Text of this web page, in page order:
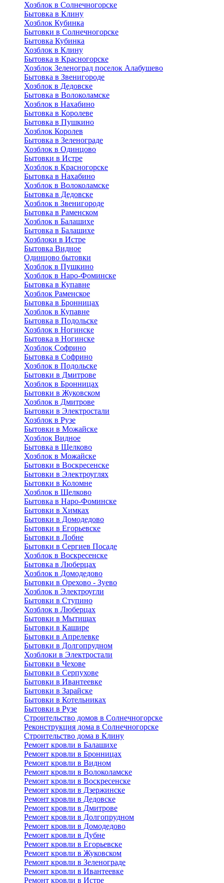
Хозблок в Солнечногорске
Бытовка в Клину
Хозблок Кубинка
Бытовки в Солнечногорске
Бытовка Кубинка
Хозблок в Клину
Бытовка в Красногорске
Хозблок Зеленоград поселок Алабушево
Бытовка в Звенигороде
Хозблок в Дедовске
Бытовка в Волоколамске
Хозблок в Нахабино
Бытовка в Королеве
Бытовкa в Пушкино
Хозблок Королев
Бытовка в Зеленограде
Хозблок в Одинцово
Бытовки в Истре
Хозблок в Красногорске
Бытовка в Нахабино
Хозблок в Волоколамске
Бытовкa в Дедовске
Хозблок в Звенигороде
Бытовка в Раменском
Хозблок в Балашихе
Бытовкa в Балашихе
Хозблоки в Истре
Бытовка Видное
Одинцово бытовки
Хозблок в Пушкино
Хозблок в Наро-Фоминске
Бытовка в Купавне
Хозблок Раменское
Бытовка в Бронницах
Хозблок в Купавне
Бытовка в Подольске
Хозблок в Ногинске
Бытовка в Ногинске
Хозблок Софрино
Бытовка в Софрино
Хозблок в Подольске
Бытовки в Дмитрове
Хозблок в Бронницах
Бытовки в Жуковском
Хозблок в Дмитрове
Бытовки в Электростали
Хозблок в Рузе
Бытовки в Можайске
Хозблок Видное
Бытовкa в Щелково
Хозблок в Можайске
Бытовки в Воскресенске
Бытовки в Электроуглях
Бытовки в Коломне
Хозблок в Щелково
Бытовка в Наро-Фоминске
Бытовки в Химках
Бытовки в Домодедово
Бытовки в Егорьевске
Бытовки в Лобне
Бытовки в Сергиев Посаде
Хозблок в Воскресенске
Бытовка в Люберцах
Хозблок в Домодедово
Бытовки в Орехово - Зуево
Хозблок в Электроугли
Бытовки в Ступино
Хозблок в Люберцах
Бытовки в Мытищах
Бытовки в Кашире
Бытовки в Апрелевке
Бытовки в Долгопрудном
Хозблоки в Электростали
Бытовки в Чехове
Бытовки в Серпухове
Бытовки в Ивантеевке
Бытовки в Зарайске
Бытовки в Котельниках
Бытовки в Рузе
Строительство домов в Солнечногорске
Реконструкция дома в Солнечногорске
Строительство дома в Клину
Ремонт кровли в Балашихе
Ремонт кровли в Бронницах
Ремонт кровли в Видном
Ремонт кровли в Волоколамске
Ремонт кровли в Воскресенске
Ремонт кровли в Дзержинске
Ремонт кровли в Дедовске
Ремонт кровли в Дмитрове
Ремонт кровли в Долгопрудном
Ремонт кровли в Домодедово
Ремонт кровли в Дубне
Ремонт кровли в Егорьевске
Ремонт кровли в Жуковском
Ремонт кровли в Зеленограде
Ремонт кровли в Ивантеевке
Ремонт кровли в Истре